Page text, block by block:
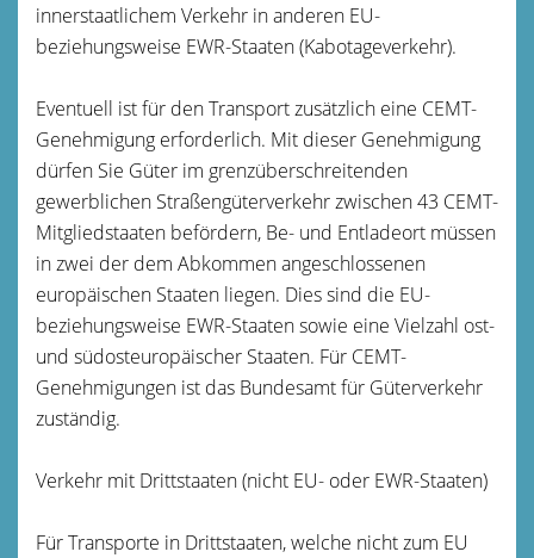
innerstaatlichem Verkehr in anderen EU-
beziehungsweise EWR-Staaten (Kabotageverkehr).
Eventuell ist für den Transport zusätzlich eine CEMT-
Genehmigung erforderlich. Mit dieser Genehmigung
dürfen Sie Güter im grenzüberschreitenden
gewerblichen Straßengüterverkehr zwischen 43 CEMT-
Mitgliedstaaten befördern, Be- und Entladeort müssen
in zwei der dem Abkommen angeschlossenen
europäischen Staaten liegen. Dies sind die EU-
beziehungsweise EWR-Staaten sowie eine Vielzahl ost-
und südosteuropäischer Staaten. Für CEMT-
Genehmigungen ist das Bundesamt für Güterverkehr
zuständig.
Verkehr mit Drittstaaten (nicht EU- oder EWR-Staaten)
Für Transporte in Drittstaaten, welche nicht zum EU